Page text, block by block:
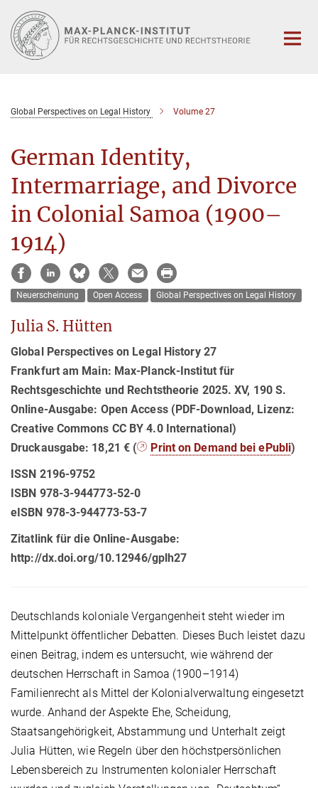
Hauptinhalt
Global Perspectives on Legal History Volume 27
German Identity,
Intermarriage, and Divorce
in Colonial Samoa (1900–
1914)
Neuerscheinung Open Access Global Perspectives on Legal History
Julia S. Hütten
Global Perspectives on Legal History 27
Frankfurt am Main: Max-Planck-Institut für
Rechtsgeschichte und Rechtstheorie 2025. XV, 190 S.
Online-Ausgabe: Open Access (PDF-Download, Lizenz:
Creative Commons CC BY 4.0 International)
Druckausgabe: 18,21 € (
Print on Demand bei ePubli)
ISSN 2196-9752
ISBN 978-3-944773-52-0
eISBN 978-3-944773-53-7
Zitatlink für die Online-Ausgabe:
http://dx.doi.org/10.12946/gplh27
Deutschlands koloniale Vergangenheit steht wieder im
Mittelpunkt öffentlicher Debatten. Dieses Buch leistet dazu
einen Beitrag, indem es untersucht, wie während der
deutschen Herrschaft in Samoa (1900–1914)
Familienrecht als Mittel der Kolonialverwaltung eingesetzt
wurde. Anhand der Aspekte Ehe, Scheidung,
Staatsangehörigkeit, Abstammung und Unterhalt zeigt
Julia Hütten, wie Regeln über den höchstpersönlichen
Lebensbereich zu Instrumenten kolonialer Herrschaft